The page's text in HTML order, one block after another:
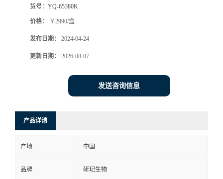
货号： YQ-65380K
价格： ￥2990/盒
发布日期： 2024-04-24
更新日期： 2026-08-07
发送咨询信息
产品详请
产地 中国
品牌 研玘生物